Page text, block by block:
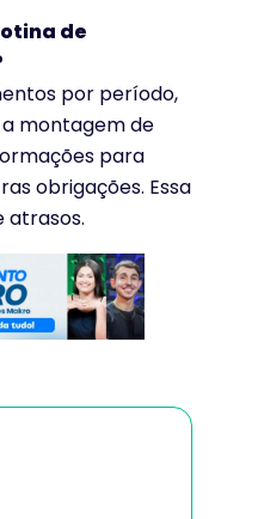
de
por período,
montagem de
para
obrigações. Essa
atrasos.